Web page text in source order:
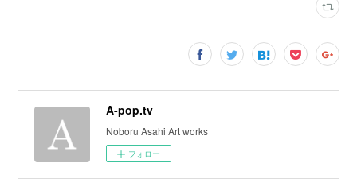
A-pop.tv
Noboru Asahi Art works
フォロー